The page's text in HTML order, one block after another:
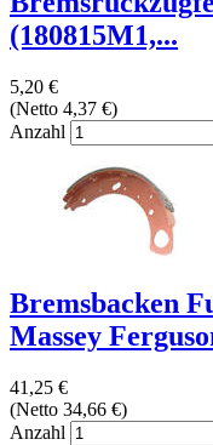
(180815M1,...
5,20 €
(Netto 4,37 €)
Anzahl
Bremsbacken
Massey
41,25 €
(Netto 34,66 €)
Anzahl